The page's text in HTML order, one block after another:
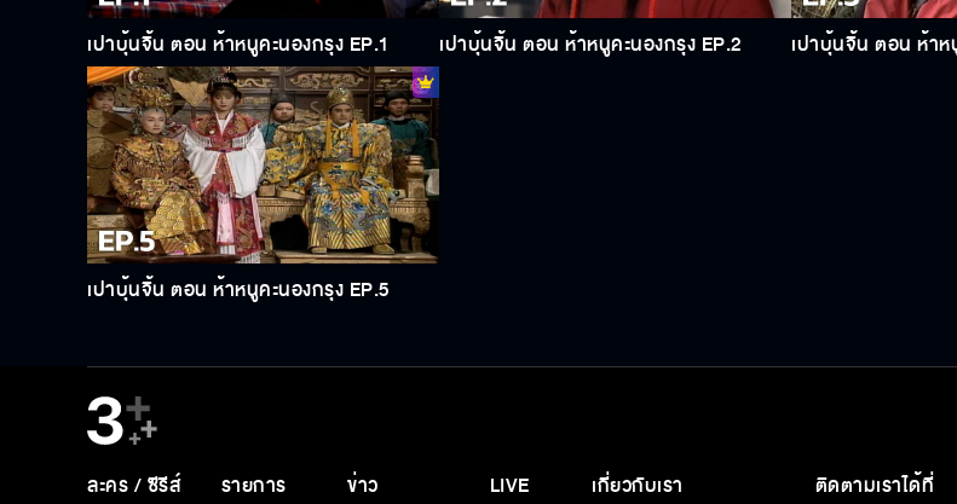
เปาบุ้นจิ้น ตอน ห้าหนูคะนองกรุง EP.1 เปาบุ้นจิ้น ตอน ห้าหนูคะนองกรุง EP.2 เปาบุ้นจิ้น ตอน ห้าห
เปาบุ้นจิ้น ตอน ห้าหนูคะนองกรุง EP.5
ละคร / ซีรีส์ รายการ ข่าว LIVE เกี่ยวกับเรา ติดตามเราได้ที่